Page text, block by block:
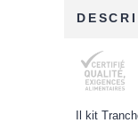
Il kit